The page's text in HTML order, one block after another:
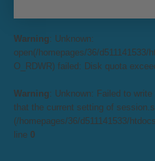
Warning: Unknown:
open(/homepages/36/
O_RDWR) failed: Disk quota
Warning: Unknown: Failed to
that the current setting of
(/homepages/36/d511141533/
line 0